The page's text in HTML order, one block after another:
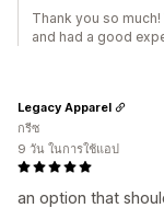
Thank you so much!
and had a good
an option that
Legacy Apparel
กรีซ
9 วัน ในการใช้แอป